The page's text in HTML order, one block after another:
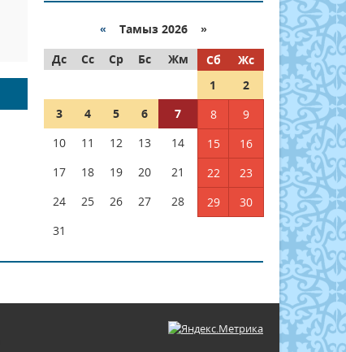
« Тамыз 2026 »
Дс
Сс Ср Бс Жм Сб
Жс
1
2
3
4 5 6 7 8
9
10
11 12 13 14 15
16
17
18 19 20 21 22
23
24
25 26 27 28 29
30
31